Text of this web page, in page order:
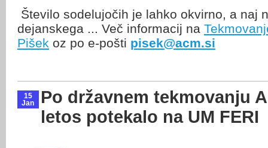
Število sodelujočih je lahko okvirno, a naj
dejanskega ... Več informacij na
Pišek oz po e-pošti pisek@acm.si
15
Jan
Po državnem tekmovanju
letos potekalo na UM FERI